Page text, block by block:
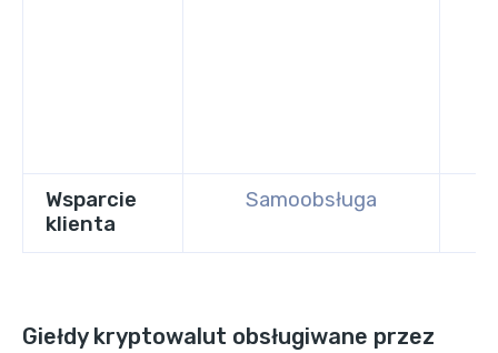
Wsparcie
klienta
Samoobsługa
Giełdy kryptowalut obsługiwane przez